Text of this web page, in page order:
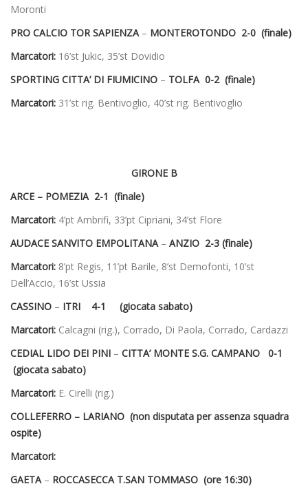
Moronti
PRO CALCIO TOR SAPIENZA – MONTEROTONDO 2-0 (finale)
Marcatori: 16’st Jukic, 35’st Dovidio
SPORTING CITTA’ DI FIUMICINO – TOLFA 0-2 (finale)
Marcatori: 31’st rig. Bentivoglio, 40’st rig. Bentivoglio
GIRONE B
ARCE – POMEZIA 2-1 (finale)
Marcatori: 4’pt Ambrifi, 33’pt Cipriani, 34’st Flore
AUDACE SANVITO EMPOLITANA – ANZIO 2-3 (finale)
Marcatori: 8’pt Regis, 11’pt Barile, 8’st Demofonti, 10’st
Dell’Accio, 16’st Ussia
CASSINO – ITRI 4-1 (giocata sabato)
Marcatori: Calcagni (rig.), Corrado, Di Paola, Corrado, Cardazzi
CEDIAL LIDO DEI PINI – CITTA’ MONTE S.G. CAMPANO 0-1
(giocata sabato)
Marcatori: E. Cirelli (rig.)
COLLEFERRO – LARIANO (non disputata per assenza squadra
ospite)
Marcatori:
GAETA – ROCCASECCA T.SAN TOMMASO (ore 16:30)